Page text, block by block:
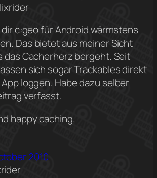
dir c:geo für Android wärmstens
Das bietet aus meiner Sicht
das Cacherherz bergeht. Seit
sich sogar Trackables direkt
loggen. Habe dazu selber
verfasst.
happy caching.
2010